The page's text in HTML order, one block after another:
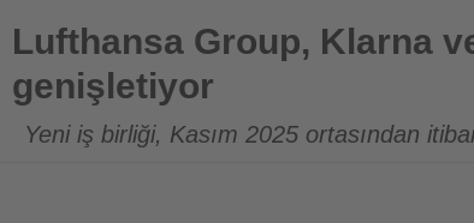
Lufthansa Group, Klarna ve Adyen ile ödeme
Lufthansa Group, Klarna
genişletiyor
Yeni iş birliği, Kasım 2025 ortasından